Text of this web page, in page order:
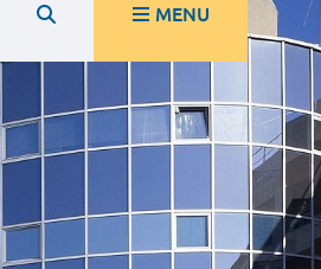
MENU